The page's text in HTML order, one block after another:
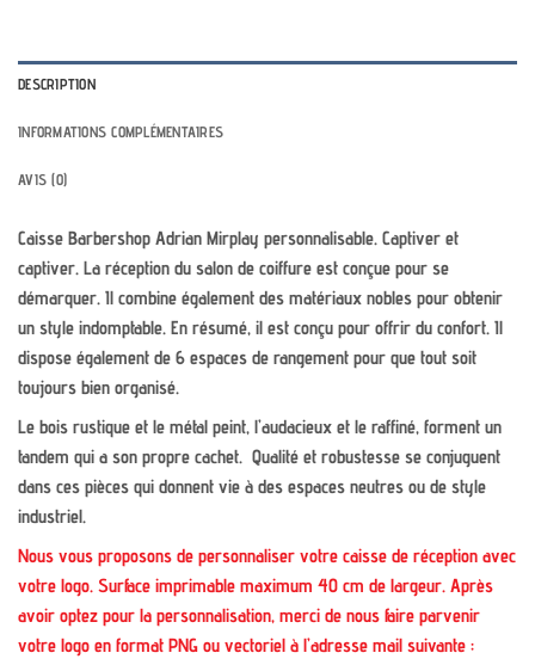
DESCRIPTION
INFORMATIONS COMPLÉMENTAIRES
AVIS (0)
Caisse Barbershop Adrian Mirplay personnalisable. Captiver et
captiver. La réception du salon de coiffure est conçue pour se
démarquer. Il combine également des matériaux nobles pour obtenir
un style indomptable. En résumé, il est conçu pour offrir du confort. Il
dispose également de 6 espaces de rangement pour que tout soit
toujours bien organisé.
Le bois rustique et le métal peint, l’audacieux et le raffiné, forment un
tandem qui a son propre cachet. Qualité et robustesse se conjuguent
dans ces pièces qui donnent vie à des espaces neutres ou de style
industriel.
Nous vous proposons de personnaliser votre caisse de réception avec
votre logo. Surface imprimable maximum 40 cm de largeur. Après
avoir optez pour la personnalisation, merci de nous faire parvenir
votre logo en format PNG ou vectoriel à l’adresse mail suivante :